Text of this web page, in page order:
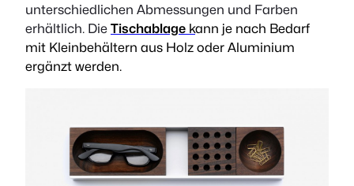
unterschiedlichen Abmessungen und Farben
erhältlich. Die Tischablage kann je nach Bedarf
mit Kleinbehältern aus Holz oder Aluminium
ergänzt werden.